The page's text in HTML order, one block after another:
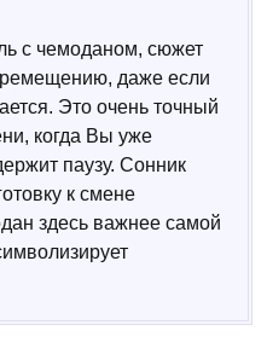
с чемоданом, сюжет
даже если
Это очень точный
когда Вы уже
паузу. Сонник
к смене
здесь важнее самой